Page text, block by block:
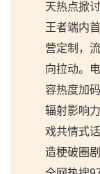
天热点掀
王者端内
营定制，
向拉动。
容热度加
辐射影响
戏共情式
造梗破圈